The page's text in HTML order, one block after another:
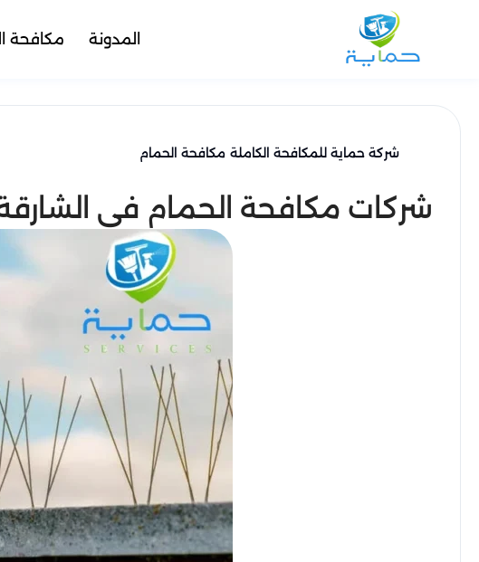
المدونة مكافحة
شركة حماية للمكافحة الكاملة مكافحة الحمام
شركات مكافحة الحمام في الشارقة - تركيب 5 اشواك